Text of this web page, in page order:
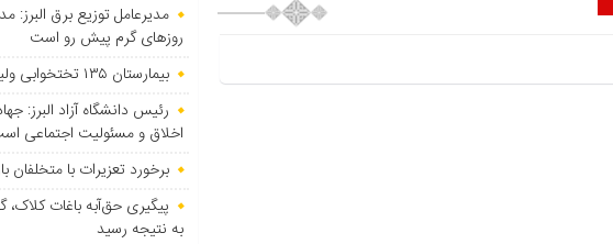
مدیرعامل توزیع برق
روزهای گرم پیش رو است
بیمارستان ۱۳۵ تختخوابی ولیعصر کمالشهر در آستانه بهره‌برداری کامل
رئیس دانشگاه آزاد البرز:
اخلاق و مسئولیت اجتماعی
برخورد تعزیرات با متخلفان بازار املاک
پیگیری حق‌آبه باغات کلاک،
به نتیجه رسید